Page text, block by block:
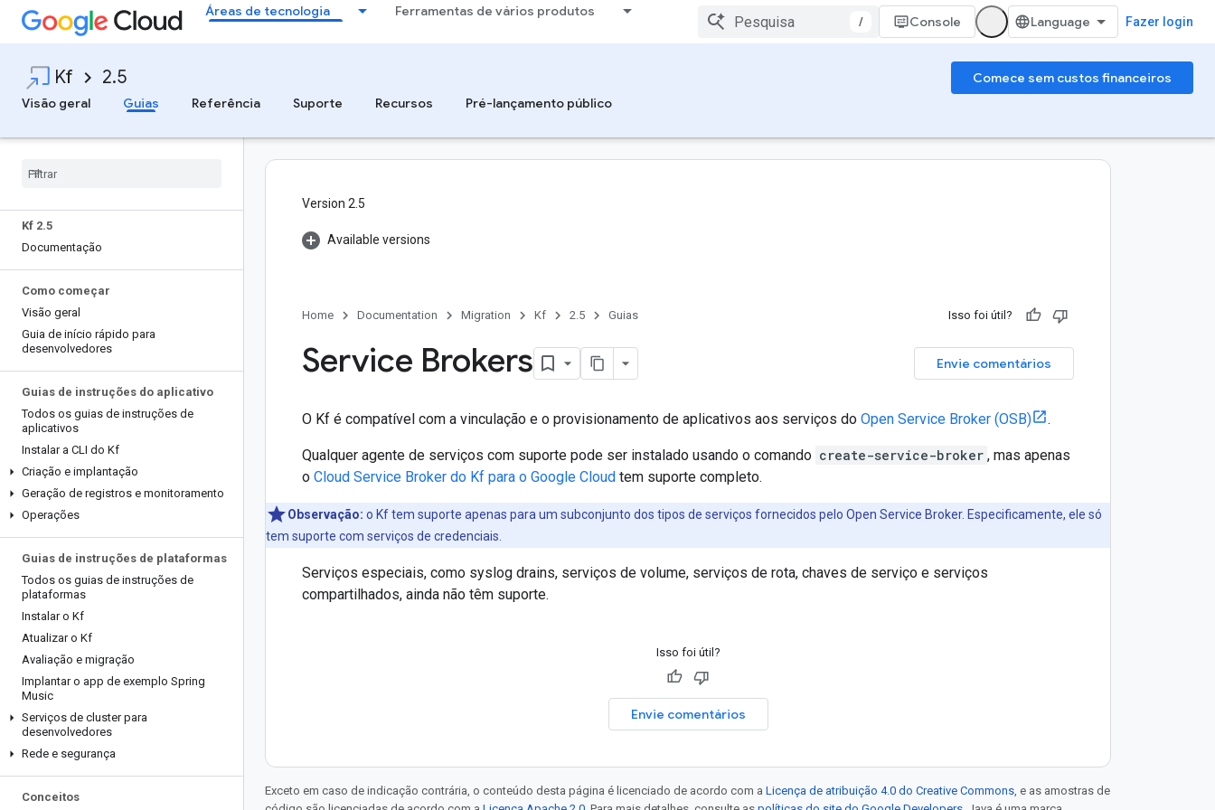
Áreas de tecnologia Ferramentas de vários produtos
/ Console Fazer login
Kf 2.5
Comece sem custos financeiros
Visão geral
Guias Referência Suporte Recursos Pré-lançamento público
Kf 2.5
Documentação
Como começar
Visão geral
Guia de início rápido para
desenvolvedores
Guias de instruções do aplicativo
Todos os guias de instruções de
aplicativos
Instalar a CLI do Kf
Criação e implantação
Geração de registros e monitoramento
Operações
Guias de instruções de plataformas
Todos os guias de instruções de
plataformas
Instalar o Kf
Atualizar o Kf
Avaliação e migração
Implantar o app de exemplo Spring
Music
Serviços de cluster para
desenvolvedores
Rede e segurança
Conceitos
Version 2.5
Available versions
Home Documentation Migration Kf 2.5 Guias Isso foi útil?
Envie comentários
Service Brokers
O Kf é compatível com a vinculação e o provisionamento de aplicativos aos serviços do Open Service Broker (OSB) .
Qualquer agente de serviços com suporte pode ser instalado usando o comando create-service-broker , mas apenas
o Cloud Service Broker do Kf para o Google Cloud tem suporte completo.
Observação: o Kf tem suporte apenas para um subconjunto dos tipos de serviços fornecidos pelo Open Service Broker. Especificamente, ele só
tem suporte com serviços de credenciais.
Serviços especiais, como syslog drains, serviços de volume, serviços de rota, chaves de serviço e serviços
compartilhados, ainda não têm suporte.
Isso foi útil?
Envie comentários
Exceto em caso de indicação contrária, o conteúdo desta página é licenciado de acordo com a Licença de atribuição 4.0 do Creative Commons, e as amostras de